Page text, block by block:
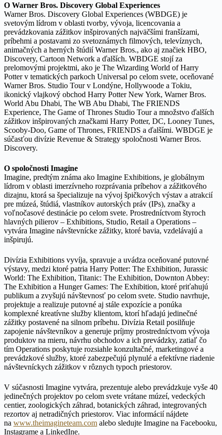
O Warner Bros. Discovery Global Experiences
Warner Bros. Discovery Global Experiences (WBDGE) je
svetovým lídrom v oblasti tvorby, vývoja, licencovania a
prevádzkovania zážitkov inšpirovaných najväčšími franšízami,
príbehmi a postavami zo svetoznámych filmových, televíznych,
animačných a herných štúdií Warner Bros., ako aj značiek HBO,
Discovery, Cartoon Network a ďalších. WBDGE stojí za
prelomovými projektmi, ako je The Wizarding World of Harry
Potter v tematických parkoch Universal po celom svete, oceňované
Warner Bros. Studio Tour v Londýne, Hollywoode a Tokiu,
ikonický vlajkový obchod Harry Potter New York, Warner Bros.
World Abu Dhabi, The WB Abu Dhabi, The FRIENDS
Experience, The Game of Thrones Studio Tour a množstvo ďalších
zážitkov inšpirovaných značkami Harry Potter, DC, Looney Tunes,
Scooby-Doo, Game of Thrones, FRIENDS a ďalšími. WBDGE je
súčasťou divízie Revenue & Strategy spoločnosti Warner Bros.
Discovery.
O spoločnosti Imagine
Imagine, predtým známa ako Imagine Exhibitions, je globálnym
lídrom v oblasti imerzívneho rozprávania príbehov a zážitkového
dizajnu, ktorá sa špecializuje na vývoj špičkových výstav a atrakcií
pre múzeá, štúdiá, vlastníkov autorských práv (IPs), značky a
voľnočasové destinácie po celom svete. Prostredníctvom štyroch
hlavných pilierov – Exhibitions, Studio, Retail a Operations –
vytvára Imagine návštevnícke zážitky, ktoré bavia, vzdelávajú a
inšpirujú.
Divízia Exhibitions vyvíja, spravuje a uvádza oceňované putovné
výstavy, medzi ktoré patria Harry Potter: The Exhibition, Jurassic
World: The Exhibition, Titanic: The Exhibition, Downton Abbey:
The Exhibition a Hunger Games: The Exhibition, ktoré priťahujú
publikum a zvyšujú návštevnosť po celom svete. Studio navrhuje,
projektuje a realizuje putovné aj stále expozície a ponúka
komplexné kreatívne služby klientom, ktorí hľadajú jedinečné
zážitky postavené na silnom príbehu. Divízia Retail posilňuje
zapojenie návštevníkov a generuje príjmy prostredníctvom vývoja
produktov na mieru, návrhu obchodov a ich prevádzky, zatiaľ čo
tím Operations poskytuje rozsiahle konzultačné, marketingové a
prevádzkové služby, ktoré zabezpečujú plynulé a efektívne riadenie
návštevníckych zážitkov v rôznych typoch priestorov.
V súčasnosti Imagine vytvára, prezentuje alebo prevádzkuje vyše 40
jedinečných projektov po celom svete vrátane múzeí, vedeckých
centier, zoologických záhrad, botanických záhrad, integrovaných
rezortov aj netradičných priestorov. Viac informácií nájdete
na www.theimagineteam.com alebo sledujte Imagine na Facebooku,
Instagrame a LinkedIne.